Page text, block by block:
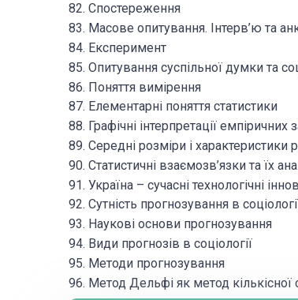
82. Спостереження
83. Масове опитування. Інтерв’ю та
84. Експеримент
85. Опитування суспільної думки та
86. Поняття вимірення
87. Елементарні поняття статистики
88. Графічні інтерпретації емпіричних
89. Середні розміри і
90. Статистичні взаємозв’язки та їх
91. Україна – сучасні технологічні
92. Сутність прогнозування в
93. Наукові основи прогнозування
94. Види прогнозів в соціології
95. Методи прогнозування
96. Метод Дельфі як метод кількісної